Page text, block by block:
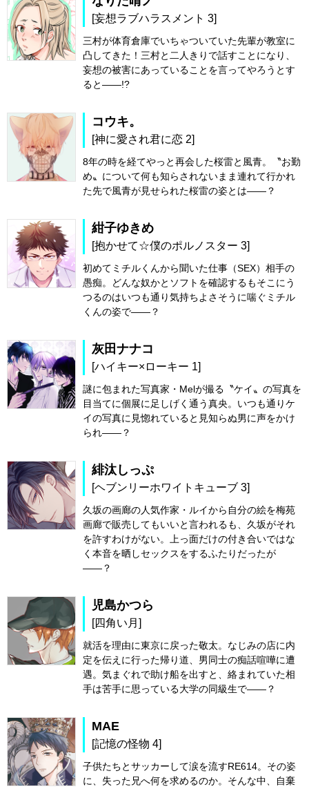
[妄想ラブハラスメント 3]
三村が体育倉庫でいちゃついていた先輩が教室に
凸してきた！三村と二人きりで話すことになり、
妄想の被害にあっていることを言ってやろうとす
ると――!?
コウキ。
[神に愛され君に恋 2]
8年の時を経てやっと再会した桜雷と風青。〝お勤
め〟について何も知らされないまま連れて行かれ
た先で風青が見せられた桜雷の姿とは――？
紺子ゆきめ
[抱かせて☆僕のポルノスター 3]
初めてミチルくんから聞いた仕事（SEX）相手の
愚痴。どんな奴かとソフトを確認するもそこにう
つるのはいつも通り気持ちよさそうに喘ぐミチル
くんの姿で――？
灰田ナナコ
[ハイキー×ローキー 1]
謎に包まれた写真家・Melが撮る〝ケイ〟の写真を
目当てに個展に足しげく通う真央。いつも通りケ
イの写真に見惚れていると見知らぬ男に声をかけ
られ――？
緋汰しっぷ
[ヘブンリーホワイトキューブ 3]
久坂の画廊の人気作家・ルイから自分の絵を梅苑
画廊で販売してもいいと言われるも、久坂がそれ
を許すわけがない。上っ面だけの付き合いではな
く本音を晒しセックスをするふたりだったが
――？
児島かつら
[四角い月]
就活を理由に東京に戻った敬太。なじみの店に内
定を伝えに行った帰り道、男同士の痴話喧嘩に遭
遇。気まぐれで助け船を出すと、絡まれていた相
手は苦手に思っている大学の同級生で――？
MAE
[記憶の怪物 4]
子供たちとサッカーして涙を流すRE614。その姿
に、失った兄へ何を求めるのか。そんな中、自棄